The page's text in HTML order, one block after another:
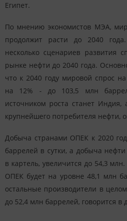
Египет.
По мнению экономистов МЭА,
продолжит расти до 2040 года.
несколько сценариев развития
рынке нефти до 2040 года.
что к 2040 году мировой спрос
на 12% - до 103,5 млн
источником роста станет
крупнейшего потребителя нефти,
Добыча странами ОПЕК к 2020
баррелей в сутки, а добыча
в картель, увеличится до 54,3
ОПЕК будет на уровне 48,1 млн
остальные производители в
до 52,4 млн баррелей, говорится в